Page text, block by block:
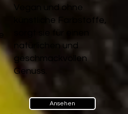
Vegan und ohne
künstliche Farbstoffe,
sorgt sie für einen
natürlichen und
geschmackvollen
Genuss.
Ansehen